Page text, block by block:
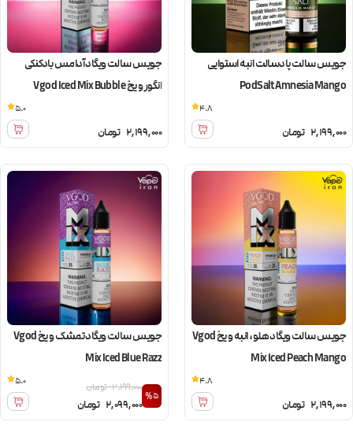
جویس سالت پادسالت انبه استوایی
PodSalt Amnesia Mango
2,199,000 تومان
4.8
جویس سالت ویگاد آدامس بادکنکی
انگور و یخ Vgod Iced Mix Bubble
2,199,000 تومان
5.0
جویس سالت ویگاد هلو، انبه و یخ Vgod
Mix Iced Peach Mango
2,199,000 تومان
4.8
جویس سالت ویگاد تمشک و یخ Vgod
Mix Iced Blue Razz
%5
2,199,000 تومان
2,099,000 تومان
5.0